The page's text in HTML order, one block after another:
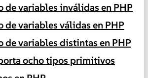
de variables inválidas en PHP
de variables válidas en PHP
de variables distintas en PHP
ocho tipos primitivos